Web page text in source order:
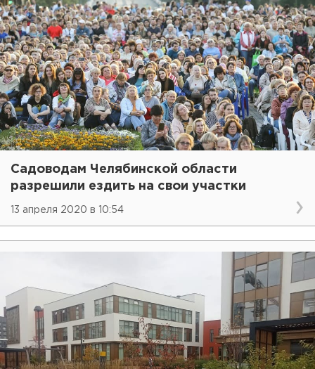
Садоводам Челябинской области
разрешили ездить на свои участки
13 апреля 2020 в 10:54